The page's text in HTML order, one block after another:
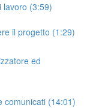
lavoro (3:59)
il progetto (1:29)
ed
comunicati (14:01)